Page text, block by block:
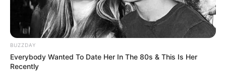
BUZZDAY
Everybody Wanted To Date Her In The 80s & This Is Her
Recently